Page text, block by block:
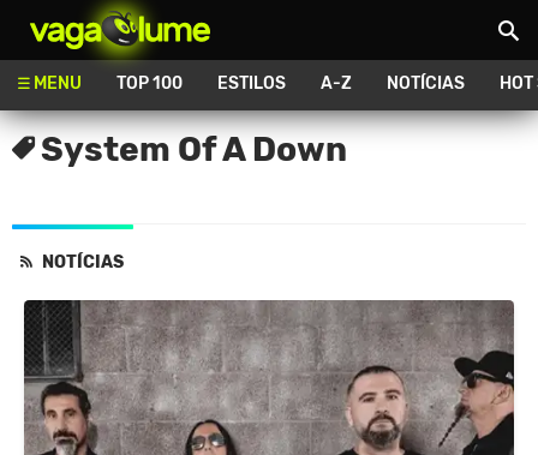
MENU TOP 100 ESTILOS A-Z NOTÍCIAS
System Of A Down
NOTÍCIAS